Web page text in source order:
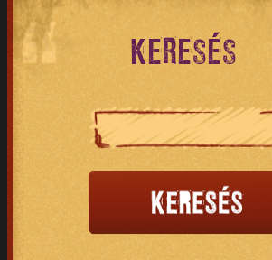
KERESÉS